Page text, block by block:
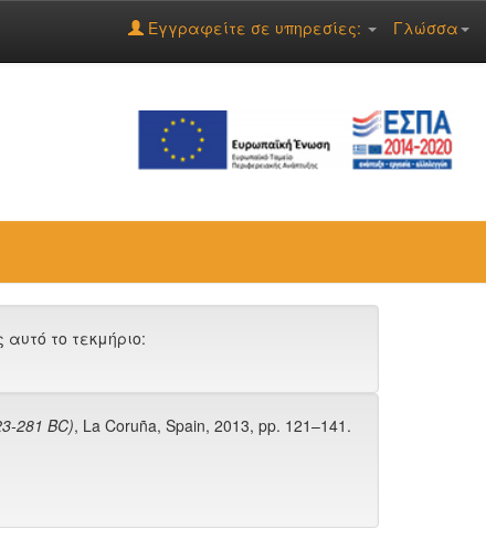
Γλώσσα
Εγγραφείτε σε υπηρεσίες:
το τεκμήριο:
281 BC), La Coruña, Spain, 2013, pp. 121–141.